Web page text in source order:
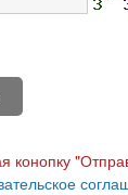
конопку